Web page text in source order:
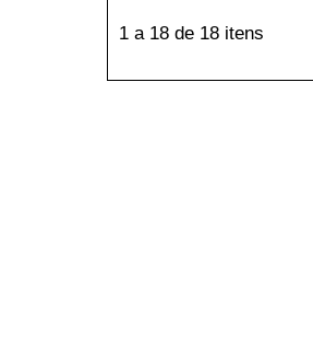
1 a 18 de 18 itens